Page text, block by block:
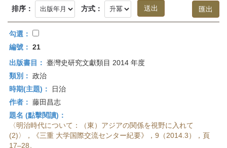
首
頁
排序： 方式：
勾選：
編號： 21
出版書目： 臺灣史研究文獻類目 2014 年度
類別： 政治
時期(主題)：
日治
作者： 藤田昌志
題名 (點擊閱讀)：
〈明治時代について：（東）アジアの関係を視野に入れて
(2)〉，《三重 大学国際交流センター紀要》，9（2014.3），頁
17–28。